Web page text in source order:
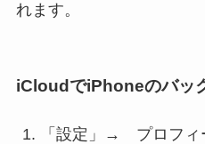
れます。
iCloudでiPhoneのバッ
「設定」→ プロフィ